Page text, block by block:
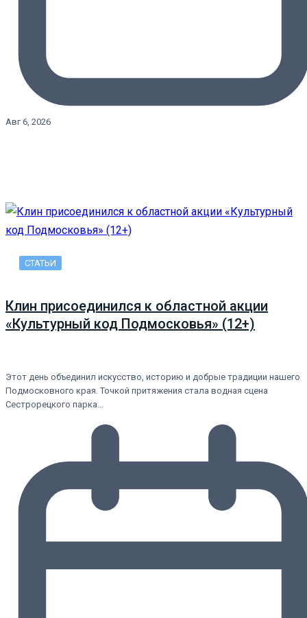
Авг 6, 2026
СТАТЬИ
Клин присоединился к областной акции
«Культурный код Подмосковья» (12+)
Этот день объединил искусство, историю и добрые традиции нашего
Подмосковного края. Точкой притяжения стала водная сцена
Сестрорецкого парка…